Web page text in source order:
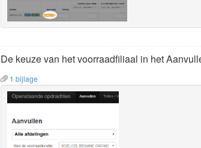
De keuze van het voorraadfiliaal in het
1 bijlage